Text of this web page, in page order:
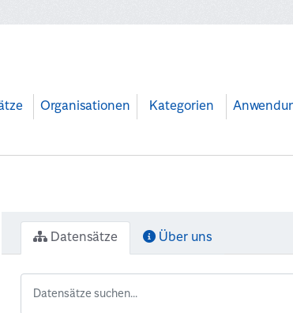
Organisationen Kategorien
Datensätze Über uns